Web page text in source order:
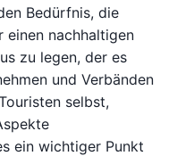
Bedürfnis, die
einen nachhaltigen
zu legen, der es
und Verbänden
selbst,
ein wichtiger Punkt